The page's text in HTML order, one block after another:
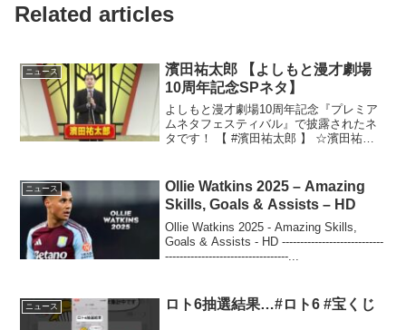
Related articles
ニュース
濱田祐太郎 【よしもと漫才劇場
10周年記念SPネタ】
よしもと漫才劇場10周年記念『プレミア
ムネタフェスティバル』で披露されたネ
タです！ 【 #濱田祐太郎 】 ☆濱田祐太郎
ニュース
Ollie Watkins 2025 – Amazing
Skills, Goals & Assists – HD
Ollie Watkins 2025 - Amazing Skills,
Goals & Assists - HD ----------------------------
----------------------------------...
ニュース ロト6抽選結果…#ロト6 #宝くじ